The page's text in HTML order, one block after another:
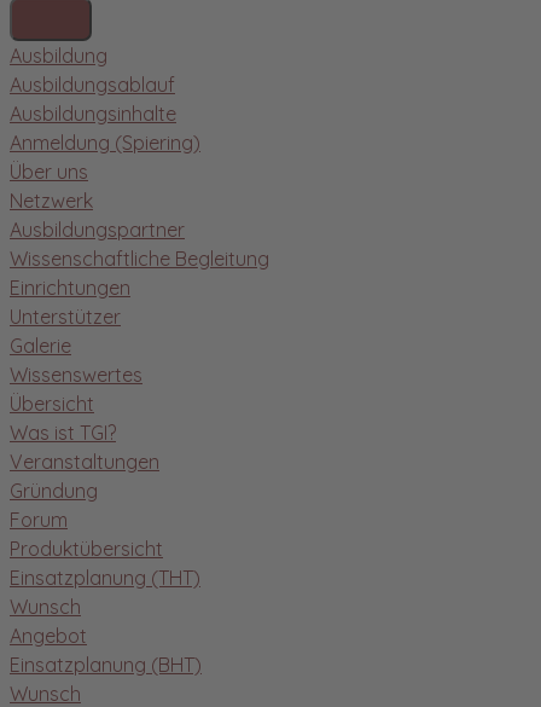
Ausbildung
Ausbildungsablauf
Ausbildungsinhalte
Anmeldung (Spiering)
Über uns
Netzwerk
Ausbildungspartner
Wissenschaftliche Begleitung
Einrichtungen
Unterstützer
Galerie
Wissenswertes
Übersicht
Was ist TGI?
Veranstaltungen
Gründung
Forum
Produktübersicht
Einsatzplanung (THT)
Wunsch
Angebot
Einsatzplanung (BHT)
Wunsch